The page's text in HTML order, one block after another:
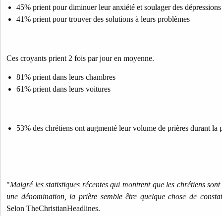
45% prient pour diminuer leur anxiété et soulager des dépressions
41% prient pour trouver des solutions à leurs problèmes
Ces croyants prient 2 fois par jour en moyenne.
81% prient dans leurs chambres
61% prient dans leurs voitures
53% des chrétiens ont augmenté leur volume de prières durant la
"Malgré les statistiques récentes qui montrent que les chrétiens
une dénomination, la prière semble être quelque chose de
Selon TheChristianHeadlines.